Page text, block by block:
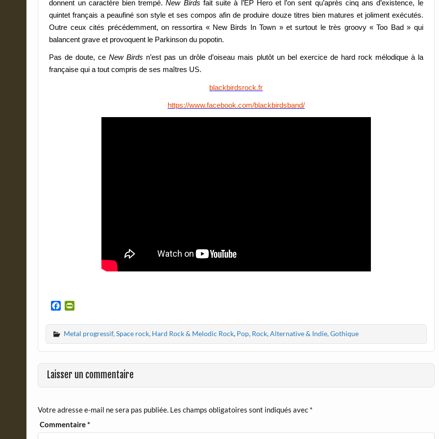
donnent un caractère bien trempé.New Birds fait suite à l’EP Heroet l’on sent qu’après cinq ans d’existence, le
quintet français a peaufiné son style et ses compos afin de produire douze titres bien matures et joliment exécutés.
Outre ceux cités précédemment, on ressortira « New Birds In Town » et surtout le très groovy « Too Bad » qui
balancent grave et provoquent le Parkinson du popotin.
Pas de doute, ceNew Birds n’est pas un drôle d’oiseau mais plutôt un bel exercice de hard rock mélodique à la
française qui a tout compris de ses maîtres US.
blackbirdsrock.fr
https://www.facebook.com/blackbirdsband/
c
e
b
o
o
k
i
n
t
F
r
i
l
y
Metal progressif, Space rock, Hard Rock & Melodic Rock, Pop, Rock, Alternative & Indie, Gothique
Laisser un commentaire
Votre adresse e-mail ne sera pas publiée. Les champs obligatoires sont indiqués avec *
Commentaire*